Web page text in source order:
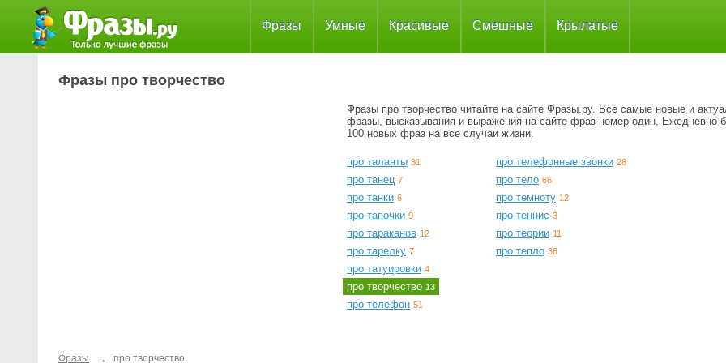
Фразы Умные Красивые Смешные Крылатые
Фразы про творчество
Фразы про творчество читайте на сайте Фразы.ру. Все самые новые и
фразы, высказывания и выражения на сайте фраз номер один. Ежедневно
100 новых фраз на все случаи жизни.
про таланты 31
про танец 7
про танки 6
про тапочки 9
про тараканов 12
про тарелку 7
про татуировки 4
про творчество 13
про телефон 51
про телефонные звонки 28
про тело 66
про темноту 12
про теннис 3
про теории 11
про тепло 36
Фразы → про творчество